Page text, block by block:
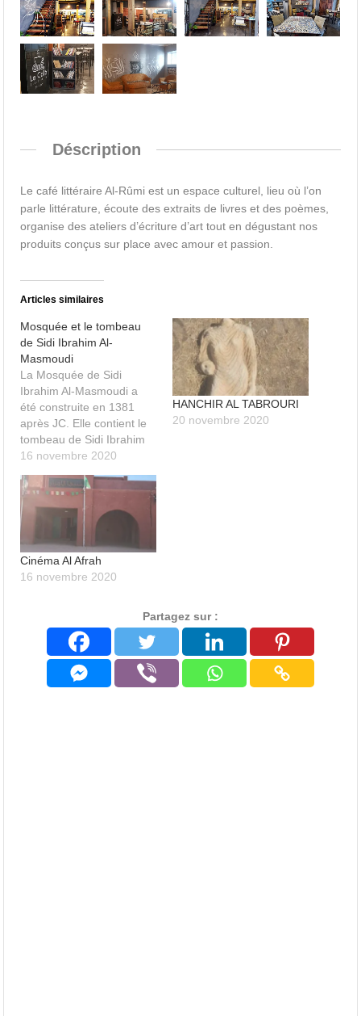
Déscription
Le café littéraire Al-Rûmi est un espace culturel, lieu où l’on
parle littérature, écoute des extraits de livres et des poèmes,
organise des ateliers d’écriture d’art tout en dégustant nos
produits conçus sur place avec amour et passion.
Articles similaires
Mosquée et le tombeau
de Sidi Ibrahim Al-
Masmoudi
La Mosquée de Sidi
Ibrahim Al-Masmoudi a
été construite en 1381
après JC. Elle contient le
tombeau de Sidi Ibrahim
Al-Masmoudi.
16 novembre 2020
HANCHIR AL TABROURI
20 novembre 2020
Cinéma Al Afrah
16 novembre 2020
Partagez sur :